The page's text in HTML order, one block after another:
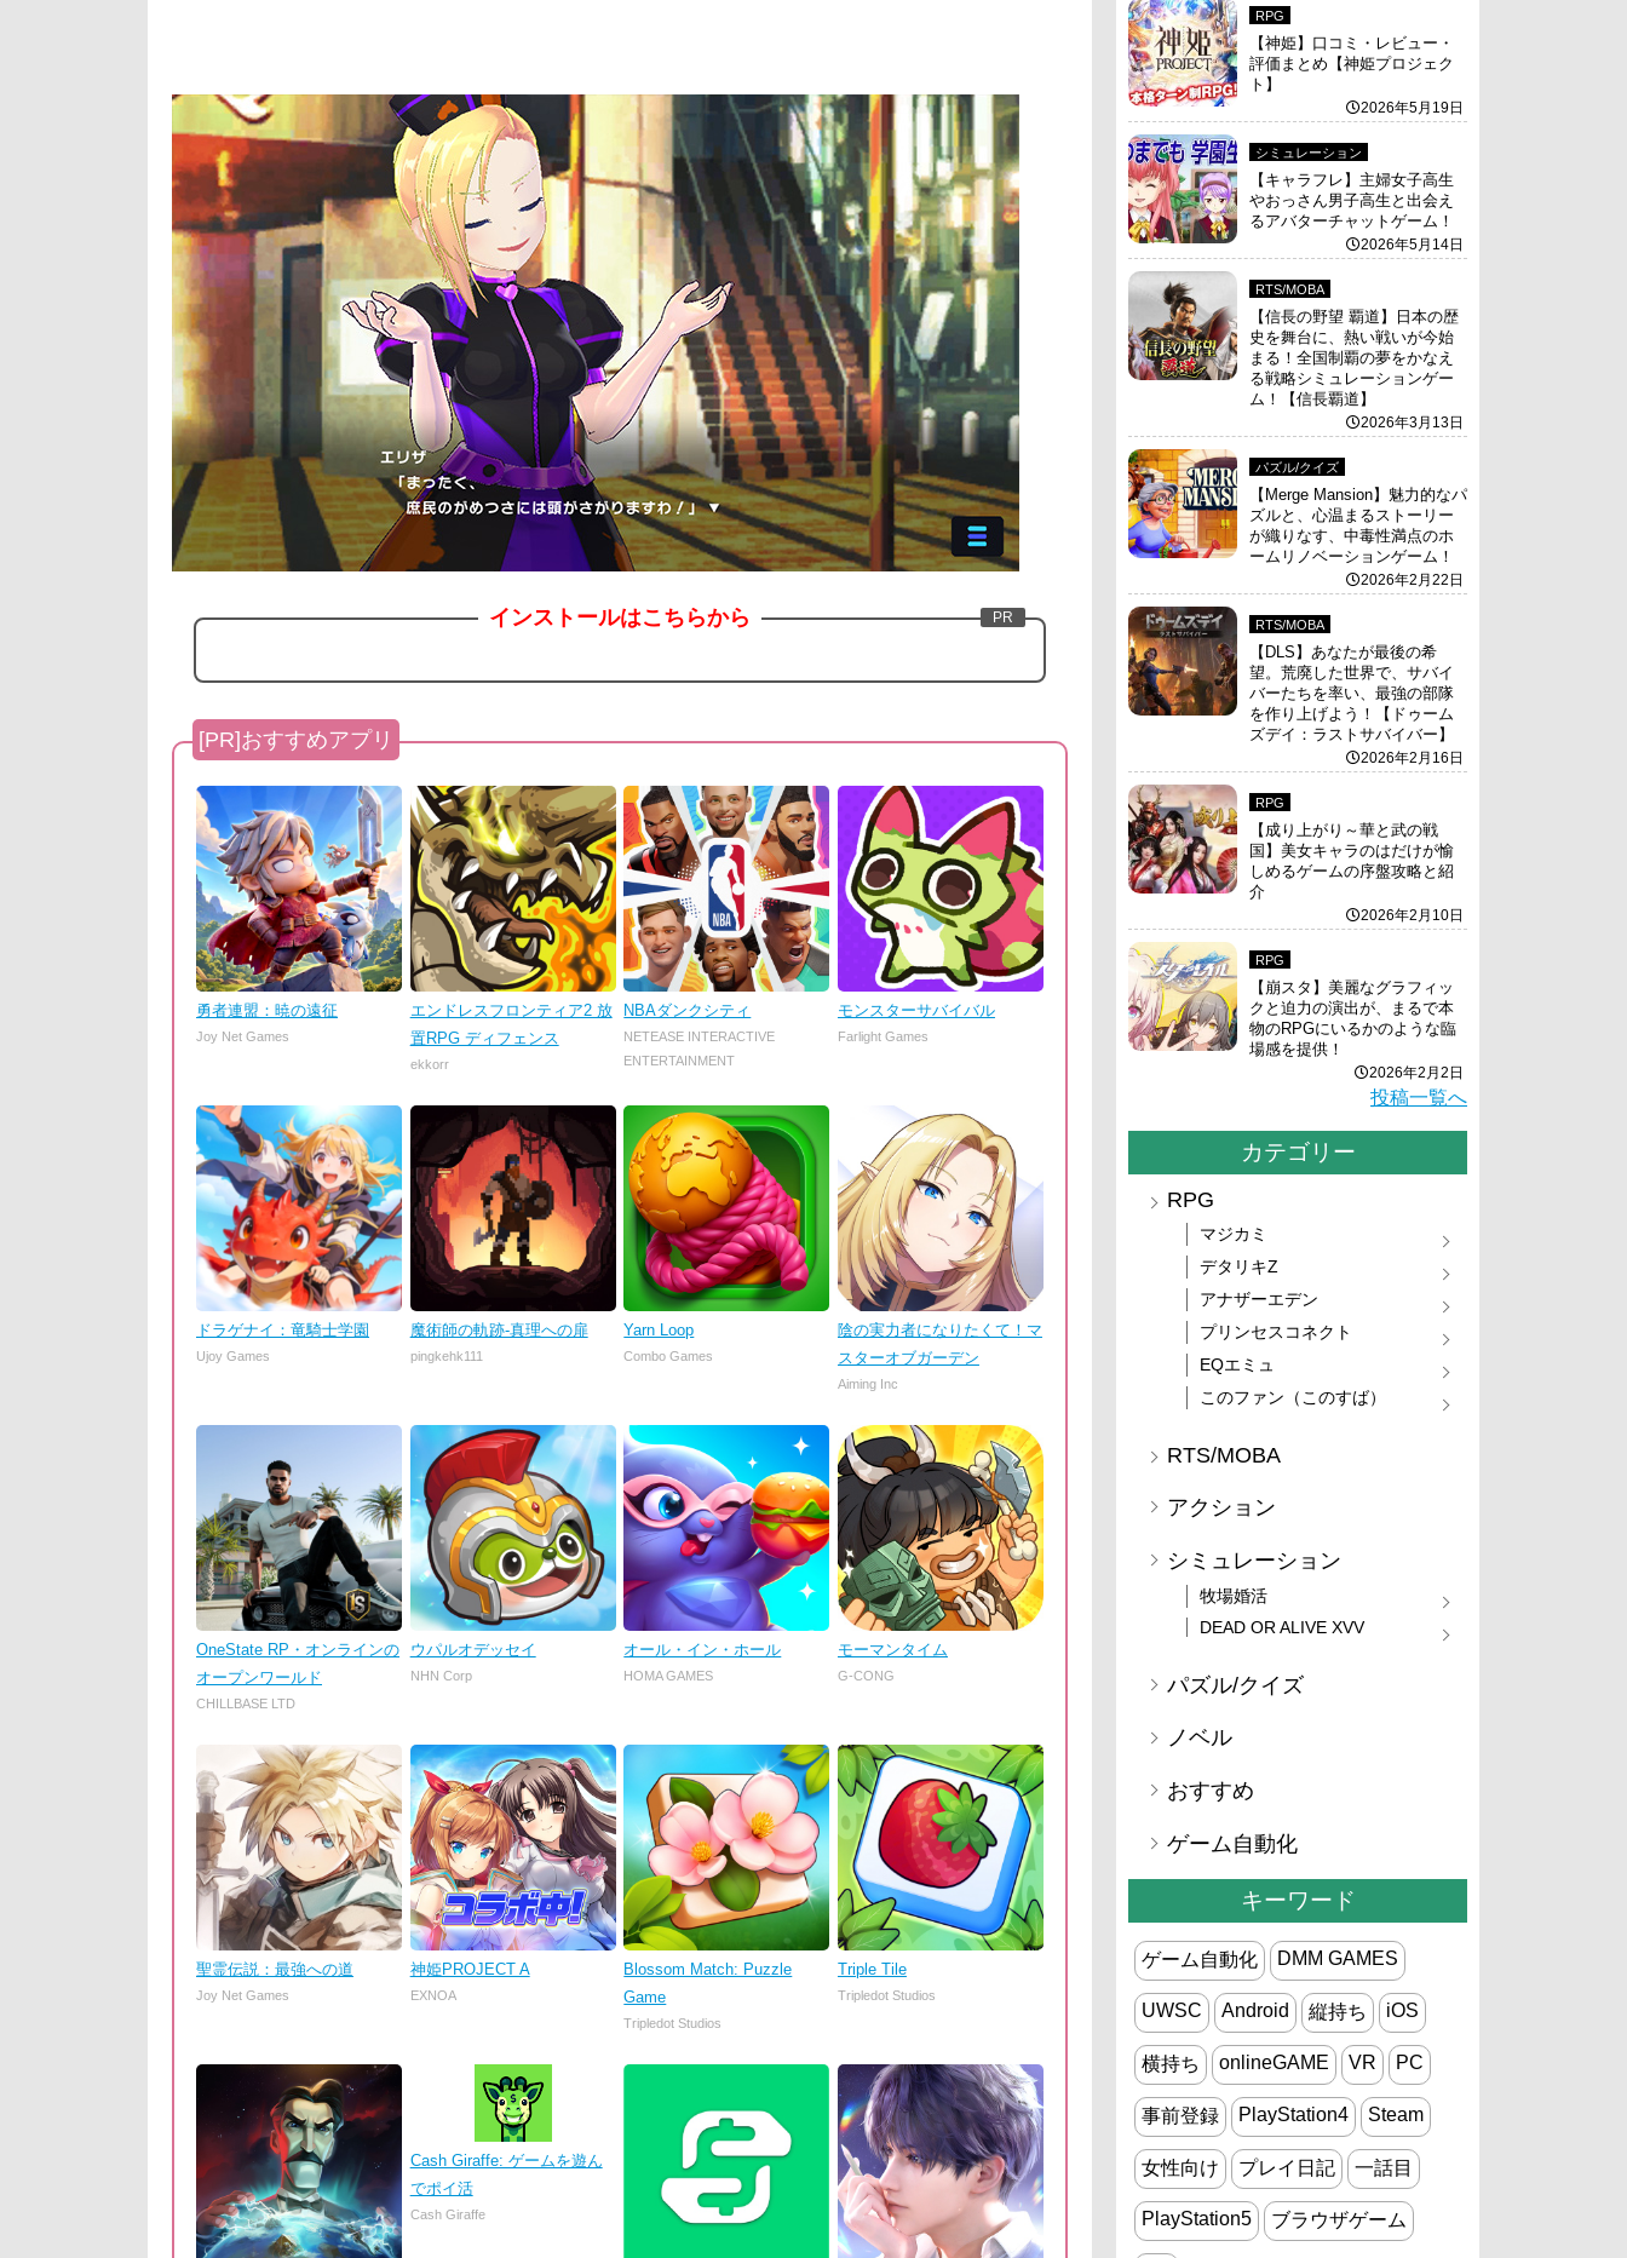
インストールはこちらから
勇者連盟：暁の遠征
Joy Net Games
エンドレスフロンティア2 放
置RPG ディフェンス
ekkorr
NBAダンクシティ
NETEASE INTERACTIVE
ENTERTAINMENT
モンスターサバイバル
Farlight Games
ドラゲナイ：竜騎士学園
Ujoy Games
魔術師の軌跡-真理への扉
pingkehk111
Yarn Loop
Combo Games
陰の実力者になりたくて！マ
スターオブガーデン
Aiming Inc
OneState RP・オンラインの
オープンワールド
CHILLBASE LTD
ウパルオデッセイ
NHN Corp
オール・イン・ホール
HOMA GAMES
モーマンタイム
G-CONG
聖霊伝説：最強への道
Joy Net Games
神姫PROJECT A
EXNOA
Blossom Match: Puzzle
Game
Tripledot Studios
Triple Tile
Tripledot Studios
Cash Giraffe: ゲームを遊ん
でポイ活
Cash Giraffe
RPG
【神姫】口コミ・レビュー・
評価まとめ【神姫プロジェク
ト】
2026年5月19日
シミュレーション
【キャラフレ】主婦女子高生
やおっさん男子高生と出会え
るアバターチャットゲーム！
2026年5月14日
RTS/MOBA
【信長の野望 覇道】日本の歴
史を舞台に、熱い戦いが今始
まる！全国制覇の夢をかなえ
る戦略シミュレーションゲー
ム！【信長覇道】
2026年3月13日
パズル/クイズ
【Merge Mansion】魅力的なパ
ズルと、心温まるストーリー
が織りなす、中毒性満点のホ
ームリノベーションゲーム！
2026年2月22日
RTS/MOBA
【DLS】あなたが最後の希
望。荒廃した世界で、サバイ
バーたちを率い、最強の部隊
を作り上げよう！【ドゥーム
ズデイ：ラストサバイバー】
2026年2月16日
RPG
【成り上がり～華と武の戦
国】美女キャラのはだけが愉
しめるゲームの序盤攻略と紹
介
2026年2月10日
RPG
【崩スタ】美麗なグラフィッ
クと迫力の演出が、まるで本
物のRPGにいるかのような臨
場感を提供！
2026年2月2日
投稿一覧へ
カテゴリー
RPG
マジカミ
デタリキZ
アナザーエデン
プリンセスコネクト
EQエミュ
このファン（このすば）
RTS/MOBA
アクション
シミュレーション
牧場婚活
DEAD OR ALIVE XVV
パズル/クイズ
ノベル
おすすめ
ゲーム自動化
キーワード
ゲーム自動化 DMM GAMES
UWSC Android 縦持ち iOS
横持ち onlineGAME VR PC
事前登録 PlayStation4 Steam
女性向け プレイ日記 一話目
PlayStation5 ブラウザゲーム